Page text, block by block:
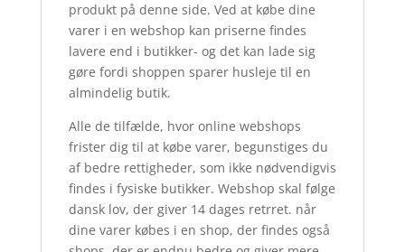
produkt på denne side. Ved at købe dine
varer i en webshop kan priserne findes
lavere end i butikker- og det kan lade sig
gøre fordi shoppen sparer husleje til en
almindelig butik.
Alle de tilfælde, hvor online webshops
frister dig til at købe varer, begunstiges du
af bedre rettigheder, som ikke nødvendigvis
findes i fysiske butikker. Webshop skal følge
dansk lov, der giver 14 dages retrret. når
dine varer købes i en shop, der findes også